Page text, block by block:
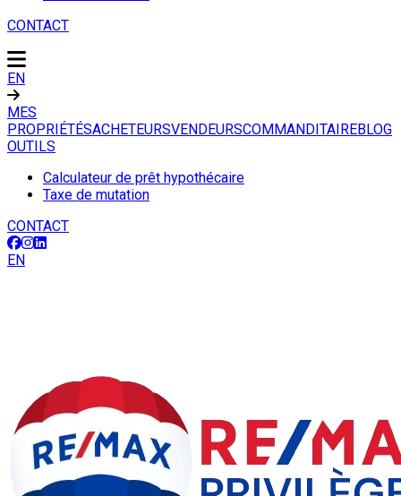
CONTACT
EN
MES
PROPRIÉTÉSACHETEURSVENDEURSCOMMANDITAIREBLOG
OUTILS
Calculateur de prêt hypothécaire
Taxe de mutation
CONTACT
EN